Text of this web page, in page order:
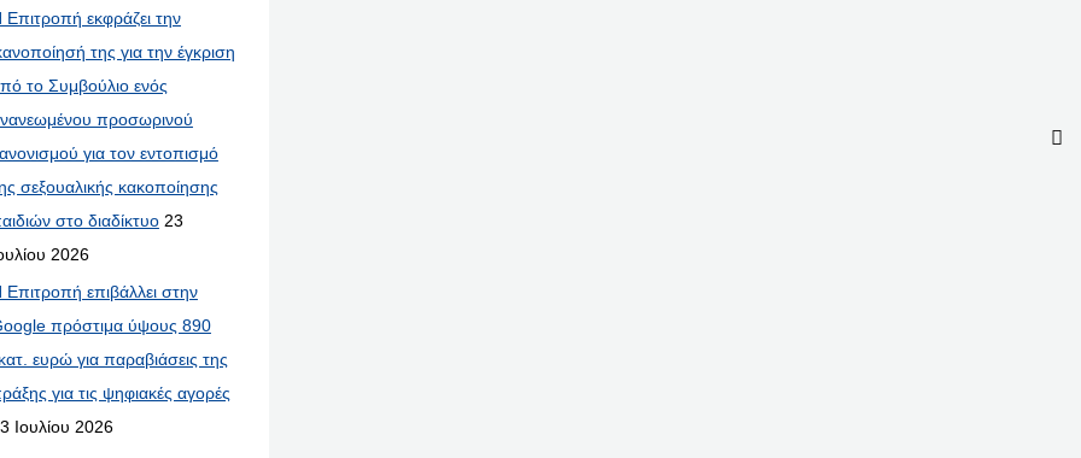
Επιτροπή εκφράζει την
της για την έγκριση
το Συμβούλιο ενός
προσωρινού
για τον εντοπισμό
σεξουαλικής κακοποίησης
στο διαδίκτυο 23
2026
Επιτροπή επιβάλλει στην
πρόστιμα ύψους 890
ευρώ για παραβιάσεις της
για τις ψηφιακές αγορές
Ιουλίου 2026